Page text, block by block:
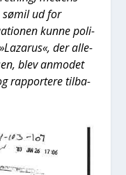
sømil ud for
kun­ne poli­
der alle­
blev anmo­det
rap­por­te­re til­ba­